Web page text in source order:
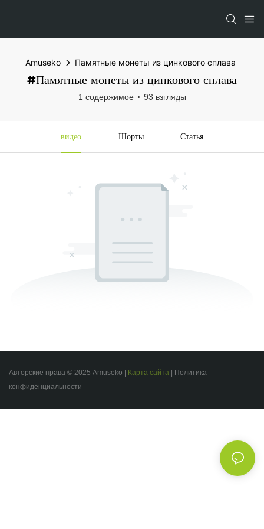
Amuseko Памятные монеты из цинкового сплава
#Памятные монеты из цинкового сплава
1 содержимое 93 взгляды
видео Шорты Статья
Авторские права © 2025 Amuseko | Карта сайта | Политика
конфиденциальности